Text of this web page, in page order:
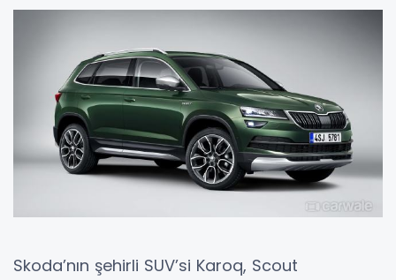
Skoda’nın şehirli SUV’si Karoq, Scout